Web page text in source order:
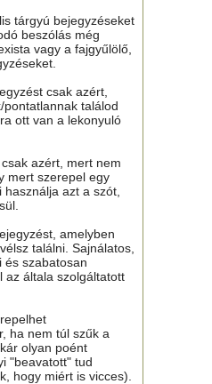
tárgyú bejegyzéseket
beszólás még
vagy a fajgyűlölő,
csak azért,
találod
ott van a lekonyuló
azért, mert nem
mert szerepel egy
azt a szót,
amelyben
találni. Sajnálatos,
és szabatosan
az általa szolgáltatott
ha nem túl szűk a
olyan poént
"beavatott" tud
hogy miért is vicces).